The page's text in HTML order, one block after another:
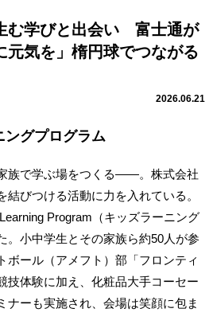
む学びと出会い 富士通が
元気を」楕円球でつながる
2026.06.21
ングプログラム
族で学ぶ場をつくる――。株式会社
びつける活動に力を入れている。
Program（キッズラーニング
。小中学生とその家族ら約50人が参
ボール（アメフト）部「フロンティ
技体験に加え、化粧品大手コーセー
ナーも実施され、会場は笑顔に包ま